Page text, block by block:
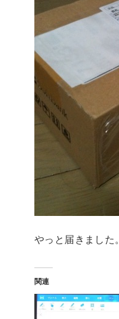
やっと届きました。
関連